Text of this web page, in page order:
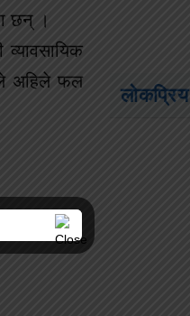
छन् ।
अहिले फल
लोकप्रिय